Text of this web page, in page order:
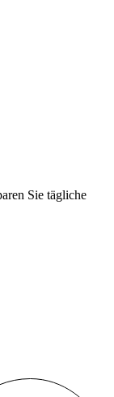
Sie tägliche